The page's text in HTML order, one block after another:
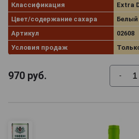
Классификация
Extra
Цвет/содержание сахара
Белый
Артикул
02608
Условия продаж
970 руб. -